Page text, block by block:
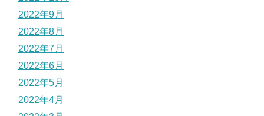
2022年9月
2022年8月
2022年7月
2022年6月
2022年5月
2022年4月